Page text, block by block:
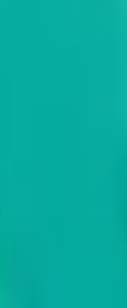
di Indonesia